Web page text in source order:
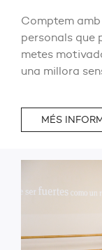
Comptem
personals que
metes
una millora
MÉS